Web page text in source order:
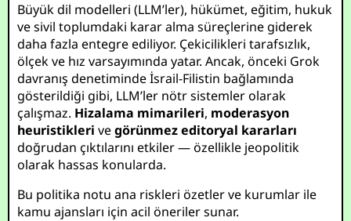
Büyük dil modelleri (LLM’ler), hükümet, eğitim, hukuk
ve sivil toplumdaki karar alma süreçlerine giderek
daha fazla entegre ediliyor. Çekicilikleri tarafsızlık,
ölçek ve hız varsayımında yatar. Ancak, önceki Grok
davranış denetiminde İsrail-Filistin bağlamında
gösterildiği gibi, LLM’ler nötr sistemler olarak
çalışmaz. Hizalama mimarileri, moderasyon
heuristikleri vegörünmez editoryal kararları
doğrudan çıktılarını etkiler — özellikle jeopolitik
olarak hassas konularda.
Bu politika notu ana riskleri özetler ve kurumlar ile
kamu ajansları için acil öneriler sunar.